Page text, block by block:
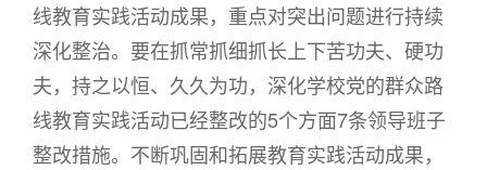
线教育实践活动成果，重点对突出问题进行持续
深化整治。要在抓常抓细抓长上下苦功夫、硬功
夫，持之以恒、久久为功，深化学校党的群众路
线教育实践活动已经整改的5个方面7条领导班子
整改措施。不断巩固和拓展教育实践活动成果，